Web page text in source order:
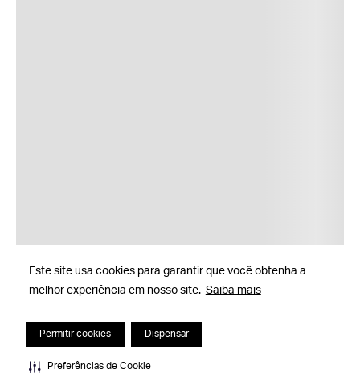
Este site usa cookies para garantir que você obtenha a
melhor experiência em nosso site. Saiba mais
Permitir cookies Dispensar
Preferências de Cookie